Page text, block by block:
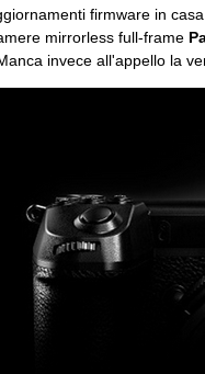
firmware in
mirrorless full-frame
invece all'appello la